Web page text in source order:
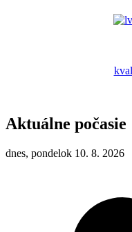
Aktuálne počasie
dnes, pondelok 10. 8. 2026